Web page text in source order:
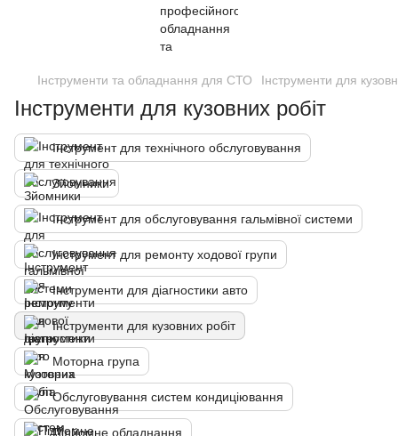
Інструменти та обладнання для СТО Інструменти для
Інструменти для кузовних робіт
Інструмент для технічного обслуговування
Зйомники
Інструмент для обслуговування гальмівної системи
Інструмент для ремонту ходової групи
Інструменти для діагностики авто
Інструменти для кузовних робіт
Моторна група
Обслуговування систем кондиціювання
Підйомне обладнання